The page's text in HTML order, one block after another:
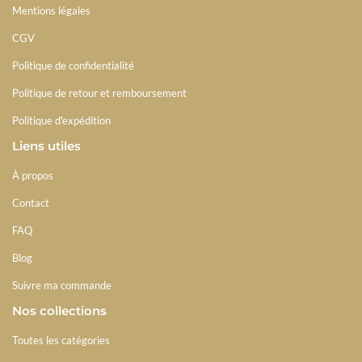
Mentions légales
CGV
Politique de confidentialité
Politique de retour et remboursement
Politique d'expédition
Liens utiles
À propos
Contact
FAQ
Blog
Suivre ma commande
Nos collections
Toutes les catégories